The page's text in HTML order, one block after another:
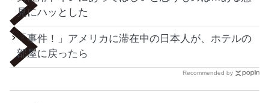
見にハッとした
「事件！」アメリカに滞在中の日本人が、ホテルの
部屋に戻ったら
Recommended by